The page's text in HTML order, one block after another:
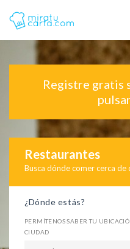
Registre gratis
Restaurantes
Busca dónde comer cerca de
¿Dónde estás?
PERMÍTENOS SABER TU
CIUDAD